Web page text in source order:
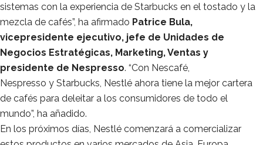
sistemas con la experiencia de Starbucks en el tostado y la
mezcla de cafés”, ha afirmado Patrice Bula,
vicepresidente ejecutivo, jefe de Unidades de
Negocios Estratégicas, Marketing, Ventas y
presidente de Nespresso. “Con Nescafé,
Nespresso y Starbucks, Nestlé ahora tiene la mejor cartera
de cafés para deleitar a los consumidores de todo el
mundo”, ha añadido.
En los próximos días, Nestlé comenzará a comercializar